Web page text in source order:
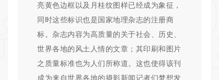
亮黄色边框以及月桂纹图样已经成为象征，
同时这些标识也是国家地理杂志的注册商
标。杂志内容为高质量的关于社会、历史、
世界各地的风土人情的文章；其印刷和图片
之质量标准也为人们所称道。这也使得该刊
成为来自世界各地的摄影新闻记者们梦想发